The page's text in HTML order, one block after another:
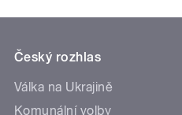
Český rozhlas
Válka na Ukrajině
Komunální volby